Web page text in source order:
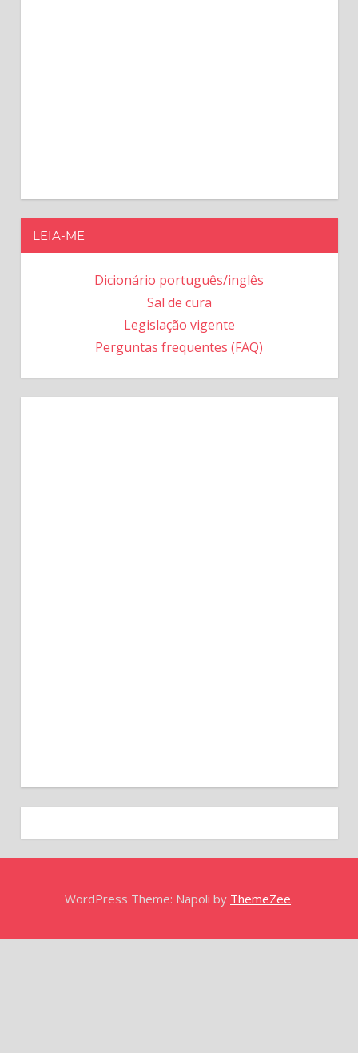
LEIA-ME
Dicionário português/inglês
Sal de cura
Legislação vigente
Perguntas frequentes (FAQ)
WordPress Theme: Napoli by ThemeZee.